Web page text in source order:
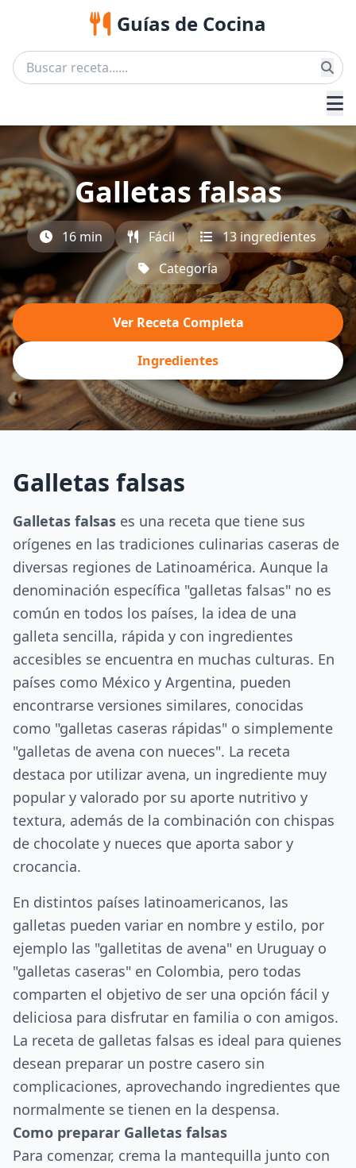
Guías de Cocina
Galletas falsas
16 min Fácil
13 ingredientes
Categoría
Ver Receta Completa
Ingredientes
Galletas falsas
Galletas falsas es una receta que tiene sus
orígenes en las tradiciones culinarias caseras de
diversas regiones de Latinoamérica. Aunque la
denominación específica "galletas falsas" no es
común en todos los países, la idea de una
galleta sencilla, rápida y con ingredientes
accesibles se encuentra en muchas culturas. En
países como México y Argentina, pueden
encontrarse versiones similares, conocidas
como "galletas caseras rápidas" o simplemente
"galletas de avena con nueces". La receta
destaca por utilizar avena, un ingrediente muy
popular y valorado por su aporte nutritivo y
textura, además de la combinación con chispas
de chocolate y nueces que aporta sabor y
crocancia.
En distintos países latinoamericanos, las
galletas pueden variar en nombre y estilo, por
ejemplo las "galletitas de avena" en Uruguay o
"galletas caseras" en Colombia, pero todas
comparten el objetivo de ser una opción fácil y
deliciosa para disfrutar en familia o con amigos.
La receta de galletas falsas es ideal para quienes
desean preparar un postre casero sin
complicaciones, aprovechando ingredientes que
normalmente se tienen en la despensa.
Como preparar Galletas falsas
Para comenzar, crema la mantequilla junto con